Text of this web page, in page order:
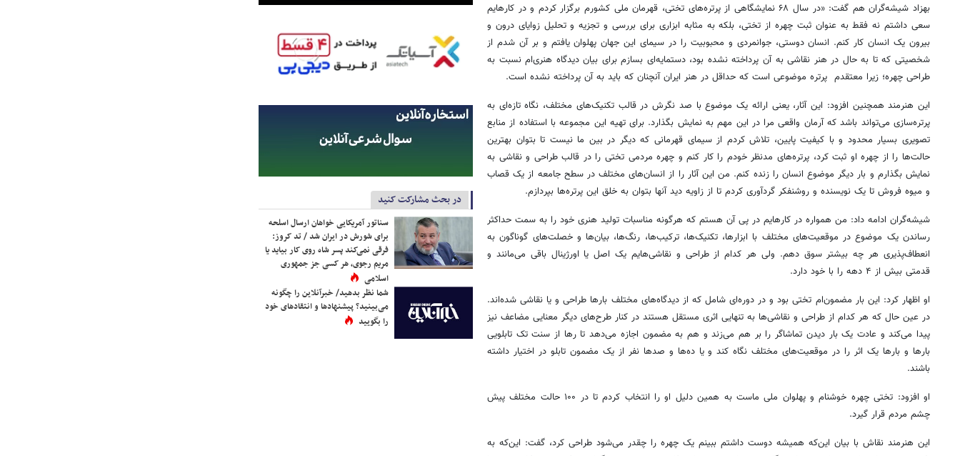
بهزاد شیشه‌گران هم گفت: «در سال ۶۸ نمایشگاهی از پرتره‌های تختی، قهرمان ملی کشورم برگزار کردم و در کار‌هایم
سعی داشتم نه فقط به عنوان ثبت چهره از تختی، بلکه به مثابه ابزاری برای بررسی و تجزیه و تحلیل زوایای درون و
بیرون یک انسان کار کنم. انسان دوستی، جوانمردی و محبوبیت را در سیمای این جهان پهلوان یافتم و بر آن شدم از
شخصیتی که تا به حال در هنر نقاشی به آن پرداخته نشده بود، دستمایه‌ای بسازم برای بیان دیدگاه هنری‌ام نسبت به
طراحی چهره؛ زیرا معتقدم پرتره موضوعی است که حداقل در هنر ایران آنچنان که باید به آن پرداخته نشده است.
این هنرمند همچنین افزود: این آثار، یعنی ارائه یک موضوع با صد نگرش در قالب تکنیک‌های مختلف، نگاه تازه‌ای به
پرتره‌سازی می‌تواند باشد که آرمان واقعی مرا در این مهم به نمایش بگذارد. برای تهیه این مجموعه با استفاده از منابع
تصویری بسیار محدود و با کیفیت پایین، تلاش کردم از سیمای قهرمانی که دیگر در بین ما نیست تا بتوان بهترین
حالت‌ها را از چهره او ثبت کرد، پرتره‌های مدنظر خودم را کار کنم و چهره مردمی تختی را در قالب طراحی و نقاشی به
نمایش بگذارم و بار دیگر موضوع انسان را زنده کنم. من این آثار را از انسان‌های مختلف در سطح جامعه از یک قصاب
و میوه فروش تا یک نویسنده و روشنفکر گردآوری کردم تا از زاویه دید آنها بتوان به خلق این پرتره‌ها بپردازم.
شیشه‌گران ادامه داد: من همواره در کار‌هایم در پی آن هستم که هرگونه مناسبات تولید هنری خود را به سمت حداکثر
رساندن یک موضوع در موقعیت‌های مختلف با ابزار‌ها، تکنیک‌ها، ترکیب‌ها، رنگ‌ها، بیان‌ها و خصلت‌های گوناگون به
انعطاف‌پذیری هر چه بیشتر سوق دهم. ولی هر کدام از طراحی و نقاشی‎‌هایم یک اصل یا اورژینال باقی می‌مانند و
قدمتی بیش از ۴ دهه را با خود دارد.
او اظهار کرد: این بار مضمون‌ام تختی بود و در دوره‌ای شامل که از دیدگاه‌های مختلف بار‌ها طراحی و یا نقاشی شده‌اند.
در عین حال که هر کدام از طراحی و نقاشی‌ها به تنهایی اثری مستقل هستند در کنار طرح‌های دیگر معنایی مضاعف نیز
پیدا می‌کند و عادت یک بار دیدن تماشاگر را بر هم می‌زند و هم به مضمون اجازه می‌دهد تا‌‌ رها از سنت تک تابلویی
بار‌ها و بار‌ها یک اثر را در موقعیت‌های مختلف نگاه کند و یا ده‌ها و صد‌ها نفر از یک مضمون تابلو در اختیار داشته
باشند.
او افزود: تختی چهره خوشنام و پهلوان ملی ماست به همین دلیل او را انتخاب کردم تا در ۱۰۰ حالت مختلف پیش
چشم مردم قرار گیرد.
این هنرمند نقاش با بیان این‌که همیشه دوست داشتم ببینم یک چهره را چقدر می‌‏شود طراحی کرد، گفت: این‌که به
در بحث مشارکت کنید
سناتور آمریکایی خواهان ارسال اسلحه
برای شورش در ایران شد / تد کروز:
فرقی نمی‌کند پسر شاه روی کار بیاید یا
مریم رجوی، هر کسی جز جمهوری
اسلامی
شما نظر بدهید/ خبرآنلاین را چگونه
می‌بینید؟ پیشنهادها و انتقادهای خود
را بگویید